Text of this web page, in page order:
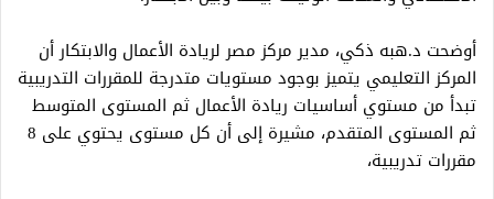
أوضحت د.هبه ذكي، مدير مركز مصر لريادة الأعمال والابتكار أن
المركز التعليمي يتميز بوجود مستويات متدرجة للمقررات التدريبية
تبدأ من مستوي أساسيات ريادة الأعمال ثم المستوى المتوسط
ثم المستوى المتقدم، مشيرة إلى أن كل مستوى يحتوي على 8
مقررات تدريبية،